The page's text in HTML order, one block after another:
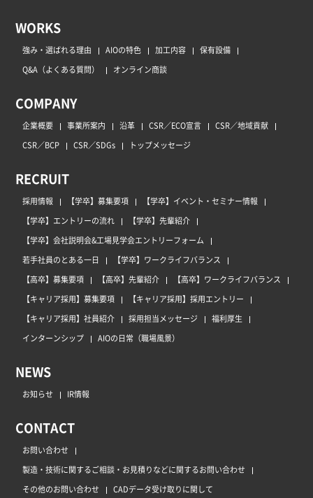
WORKS
強み・選ばれる理由 AIOの特色 加工内容
保有設備
Q&A（よくある質問）
オンライン商談
COMPANY
企業概要 事業所案内 沿革 CSR／ECO宣言
CSR／地域貢献
CSR／BCP
CSR／SDGs トップメッセージ
RECRUIT
採用情報 【学卒】募集要項
【学卒】イベント・セミナー情報
【学卒】エントリーの流れ
【学卒】先輩紹介
【学卒】会社説明会&工場見学会エントリーフォーム
若手社員のとある一日
【学卒】ワークライフバランス
【高卒】募集要項
【高卒】先輩紹介
【高卒】ワークライフバランス
【キャリア採用】募集要項
【キャリア採用】採用エントリー
【キャリア採用】社員紹介
採用担当メッセージ
福利厚生
インターンシップ
AIOの日常（職場風景）
NEWS
お知らせ IR情報
CONTACT
お問い合わせ
製造・技術に関するご相談・お見積りなどに関するお問い合わせ
その他のお問い合わせ
CADデータ受け取りに関して